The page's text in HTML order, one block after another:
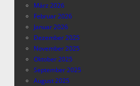
März 2026
Februar 2026
Januar 2026
Dezember 2025
November 2025
Oktober 2025
September 2025
August 2025